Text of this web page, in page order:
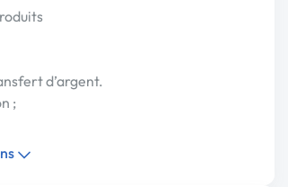
d’argent.
;